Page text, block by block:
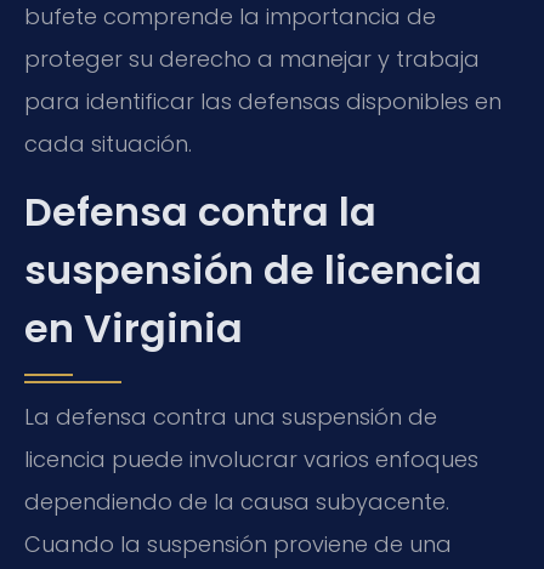
bufete comprende la importancia de
proteger su derecho a manejar y trabaja
para identificar las defensas disponibles en
cada situación.
Defensa contra la
suspensión de licencia
en Virginia
La defensa contra una suspensión de
licencia puede involucrar varios enfoques
dependiendo de la causa subyacente.
Cuando la suspensión proviene de una